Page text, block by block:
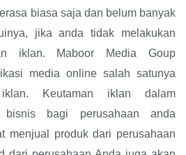
biasa saja dan belum banyak
jika anda tidak melakukan
iklan. Maboor Media Goup
media online salah satunya
Keutaman iklan dalam
bisnis bagi perusahaan anda
menjual produk dari perusahaan